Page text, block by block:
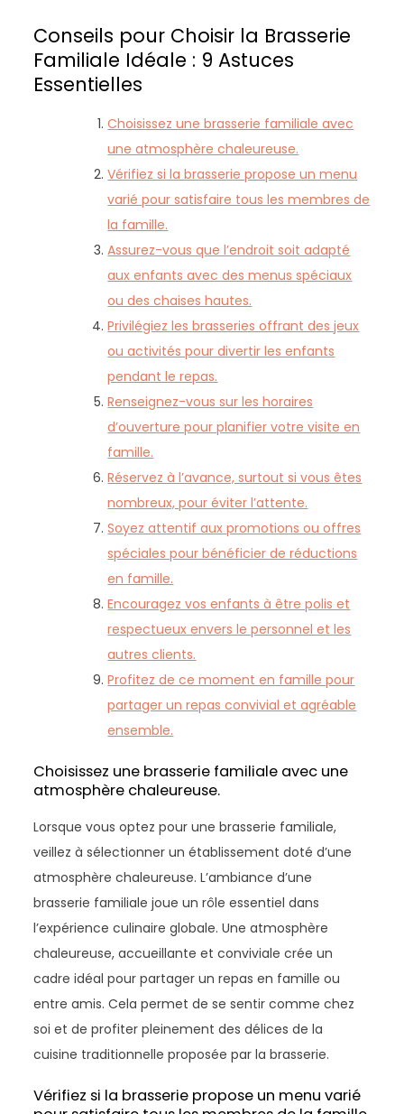
Conseils pour Choisir la Brasserie
Familiale Idéale : 9 Astuces
Essentielles
Choisissez une brasserie familiale avec
une atmosphère chaleureuse.
Vérifiez si la brasserie propose un menu
varié pour satisfaire tous les membres de
la famille.
Assurez-vous que l’endroit soit adapté
aux enfants avec des menus spéciaux
ou des chaises hautes.
Privilégiez les brasseries offrant des jeux
ou activités pour divertir les enfants
pendant le repas.
Renseignez-vous sur les horaires
d’ouverture pour planifier votre visite en
famille.
Réservez à l’avance, surtout si vous êtes
nombreux, pour éviter l’attente.
Soyez attentif aux promotions ou offres
spéciales pour bénéficier de réductions
en famille.
Encouragez vos enfants à être polis et
respectueux envers le personnel et les
autres clients.
Profitez de ce moment en famille pour
partager un repas convivial et agréable
ensemble.
Choisissez une brasserie familiale avec une
atmosphère chaleureuse.
Lorsque vous optez pour une brasserie familiale,
veillez à sélectionner un établissement doté d’une
atmosphère chaleureuse. L’ambiance d’une
brasserie familiale joue un rôle essentiel dans
l’expérience culinaire globale. Une atmosphère
chaleureuse, accueillante et conviviale crée un
cadre idéal pour partager un repas en famille ou
entre amis. Cela permet de se sentir comme chez
soi et de profiter pleinement des délices de la
cuisine traditionnelle proposée par la brasserie.
Vérifiez si la brasserie propose un menu varié